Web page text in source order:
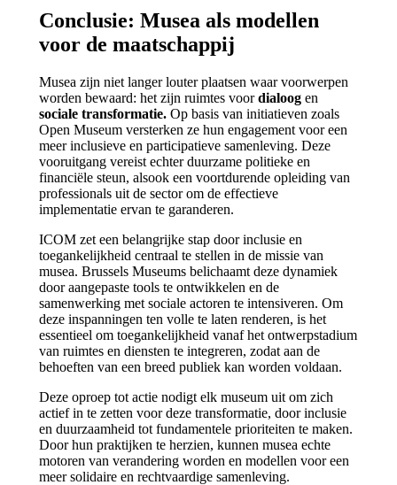
Conclusie: Musea als modellen
voor de maatschappij
Musea zijn niet langer louter plaatsen waar voorwerpen
worden bewaard: het zijn ruimtes voordialoog en
sociale transformatie. Op basis van initiatieven zoals
Open Museum versterken ze hun engagement voor een
meer inclusieve en participatieve samenleving. Deze
vooruitgang vereist echter duurzame politieke en
financiële steun, alsook een voortdurende opleiding van
professionals uit de sector om de effectieve
implementatie ervan te garanderen.
ICOM zet een belangrijke stap door inclusie en
toegankelijkheid centraal te stellen in de missie van
musea. Brussels Museums belichaamt deze dynamiek
door aangepaste tools te ontwikkelen en de
samenwerking met sociale actoren te intensiveren. Om
deze inspanningen ten volle te laten renderen, is het
essentieel om toegankelijkheid vanaf het ontwerpstadium
van ruimtes en diensten te integreren, zodat aan de
behoeften van een breed publiek kan worden voldaan.
Deze oproep tot actie nodigt elk museum uit om zich
actief in te zetten voor deze transformatie, door inclusie
en duurzaamheid tot fundamentele prioriteiten te maken.
Door hun praktijken te herzien, kunnen musea echte
motoren van verandering worden en modellen voor een
meer solidaire en rechtvaardige samenleving.